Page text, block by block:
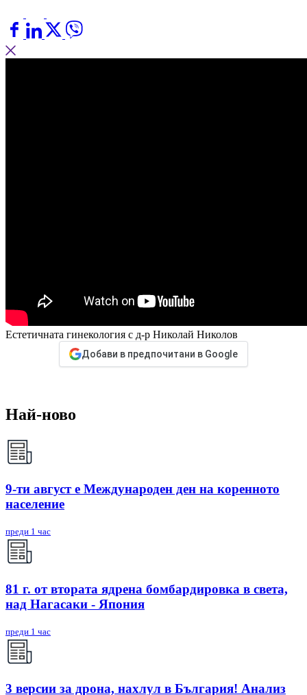
Естетичната гинекология с д-р Николай Николов
Добави в предпочитани в Google
Най-ново
9-ти август е Международен ден на коренното
население
преди 1 час
81 г. от втората ядрена бомбардировка в света,
над Нагасаки - Япония
преди 1 час
3 версии за дрона, нахлул в България! Анализ